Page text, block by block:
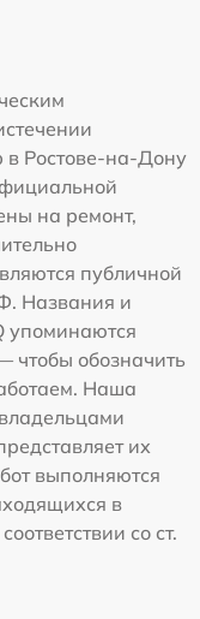
в Ростове-на-Дону
на ремонт,
публичной
Названия и
упоминаются
чтобы обозначить
Наша
их
выполняются
в
со ст.